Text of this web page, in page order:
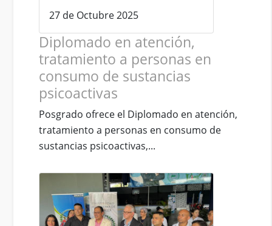
27 de Octubre 2025
Diplomado en atención,
tratamiento a personas en
consumo de sustancias
psicoactivas
Posgrado ofrece el Diplomado en atención,
tratamiento a personas en consumo de
sustancias psicoactivas,...